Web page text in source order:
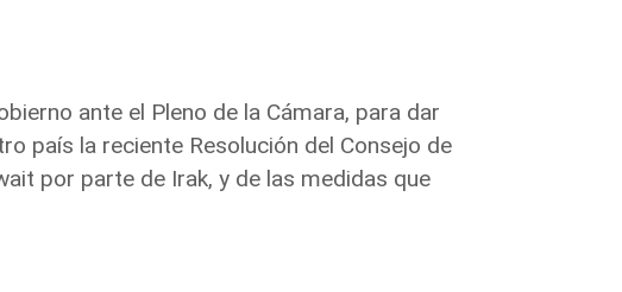
ante el Pleno de la Cámara, para dar
país la reciente Resolución del Consejo de
por parte de Irak, y de las medidas que